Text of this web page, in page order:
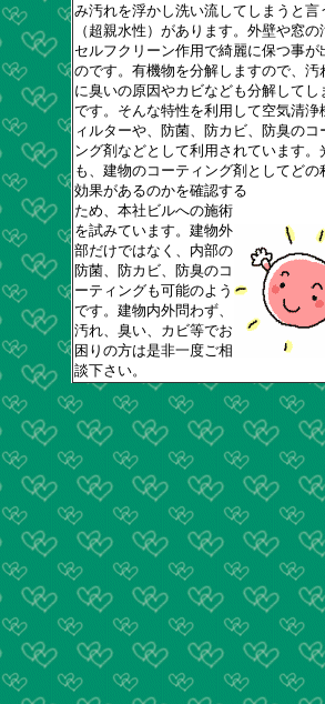
み汚れを浮かし洗い流してしまうと言
（超親水性）があります。外壁や窓の
セルフクリーン作用で綺麗に保つ事が
のです。有機物を分解しますので、汚
に臭いの原因やカビなども分解してし
です。そんな特性を利用して空気清浄
ィルターや、防菌、防カビ、防臭のコ
ング剤などとして利用されています。
も、建物のコーティング剤としてどの
効果があるのかを確認する
ため、本社ビルへの施術
を試みています。建物外
部だけではなく、内部の
防菌、防カビ、防臭のコ
ーティングも可能のよう
です。建物内外問わず、
汚れ、臭い、カビ等でお
困りの方は是非一度ご相
談下さい。